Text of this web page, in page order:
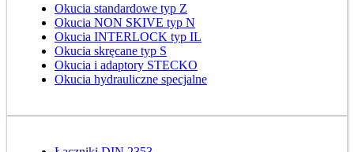
Okucia standardowe typ Z
Okucia NON SKIVE typ N
Okucia INTERLOCK typ IL
Okucia skręcane typ S
Okucia i adaptory STECKO
Okucia hydrauliczne specjalne